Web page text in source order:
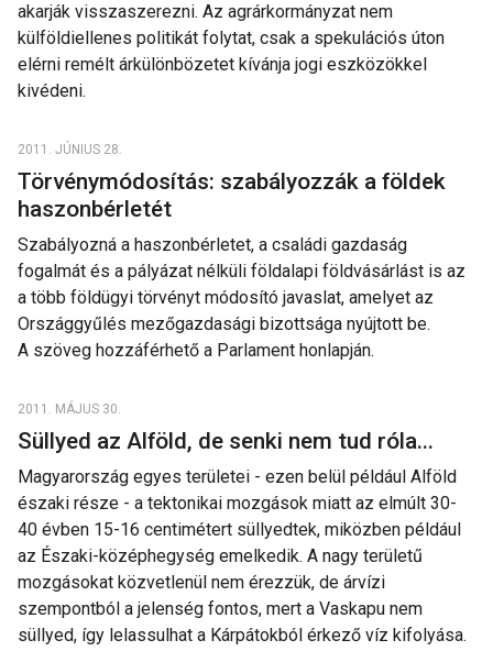
akarják visszaszerezni. Az agrárkormányzat nem
külföldiellenes politikát folytat, csak a spekulációs úton
elérni remélt árkülönbözetet kívánja jogi eszközökkel
kivédeni.
2011. JÚNIUS 28.
Törvénymódosítás: szabályozzák a földek
haszonbérletét
Szabályozná a haszonbérletet, a családi gazdaság
fogalmát és a pályázat nélküli földalapi földvásárlást is az
a több földügyi törvényt módosító javaslat, amelyet az
Országgyűlés mezőgazdasági bizottsága nyújtott be.
A szöveg hozzáférhető a Parlament honlapján.
2011. MÁJUS 30.
Süllyed az Alföld, de senki nem tud róla...
Magyarország egyes területei - ezen belül például Alföld
északi része - a tektonikai mozgások miatt az elmúlt 30-
40 évben 15-16 centimétert süllyedtek, miközben például
az Északi-középhegység emelkedik. A nagy területű
mozgásokat közvetlenül nem érezzük, de árvízi
szempontból a jelenség fontos, mert a Vaskapu nem
süllyed, így lelassulhat a Kárpátokból érkező víz kifolyása.